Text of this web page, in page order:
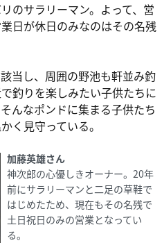
のサラリーマン。よって、営
日が休日のみなのはその名残
当し、周囲の野池も軒並み釣
釣りを楽しみたい子供たちに
んなポンドに集まる子供たち
く見守っている。
加藤英雄さん
神次郎の心優しきオーナー。20年
前にサラリーマンと二足の草鞋で
はじめたため、現在もその名残で
土日祝日のみの営業となってい
る。